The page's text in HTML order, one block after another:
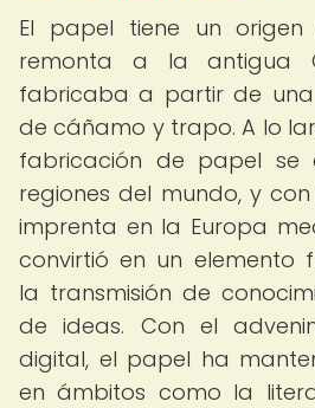
El papel tiene un origen
remonta a la antigua
fabricaba a partir de
de cáñamo y trapo. A lo
fabricación de papel se
regiones del mundo, y
imprenta en la Europa
convirtió en un elemento
la transmisión de
de ideas. Con el
digital, el papel ha
en ámbitos como la